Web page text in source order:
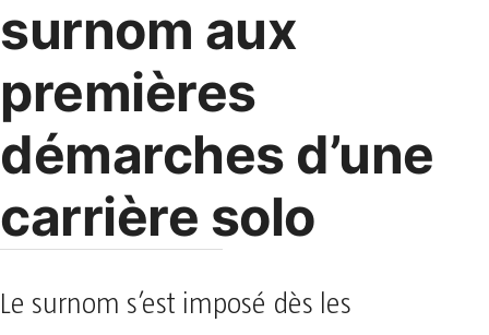
surnom aux
premières
démarches d’une
carrière solo
Le surnom s’est imposé dès les